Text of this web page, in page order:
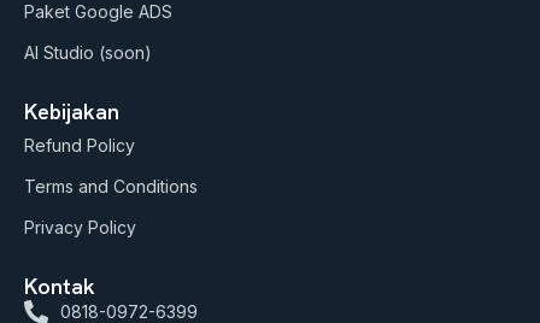
Paket Google ADS
AI Studio (soon)
Kebijakan
Refund Policy
Terms and Conditions
Privacy Policy
Kontak
0818-0972-6399